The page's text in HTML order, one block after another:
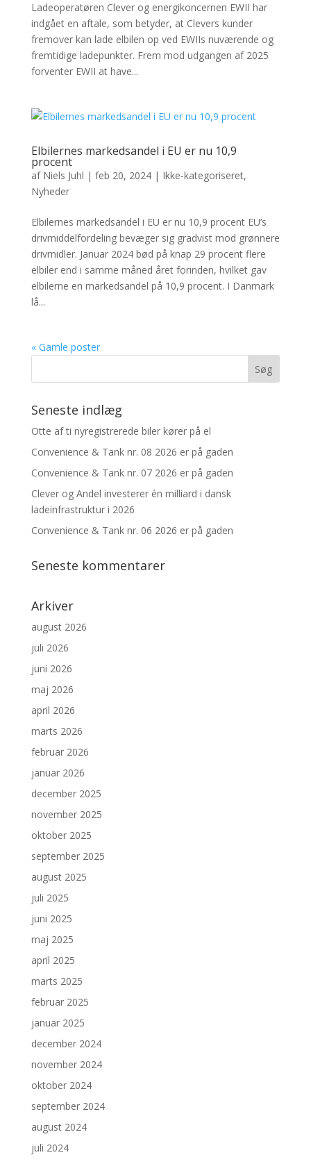
Ladeoperatøren Clever og energikoncernen EWII har
indgået en aftale, som betyder, at Clevers kunder
fremover kan lade elbilen op ved EWIIs nuværende og
fremtidige ladepunkter. Frem mod udgangen af 2025
forventer EWII at have...
Elbilernes markedsandel i EU er nu 10,9
procent
af Niels Juhl | feb 20, 2024| Ikke-kategoriseret,
Nyheder
Elbilernes markedsandel i EU er nu 10,9 procent EU’s
drivmiddelfordeling bevæger sig gradvist mod grønnere
drivmidler. Januar 2024 bød på knap 29 procent flere
elbiler end i samme måned året forinden, hvilket gav
elbilerne en markedsandel på 10,9 procent. I Danmark
lå...
« Gamle poster
Seneste indlæg
Otte af ti nyregistrerede biler kører på el
Convenience & Tank nr. 08 2026 er på gaden
Convenience & Tank nr. 07 2026 er på gaden
Clever og Andel investerer én milliard i dansk
ladeinfrastruktur i 2026
Convenience & Tank nr. 06 2026 er på gaden
Seneste kommentarer
Arkiver
august 2026
juli 2026
juni 2026
maj 2026
april 2026
marts 2026
februar 2026
januar 2026
december 2025
november 2025
oktober 2025
september 2025
august 2025
juli 2025
juni 2025
maj 2025
april 2025
marts 2025
februar 2025
januar 2025
december 2024
november 2024
oktober 2024
september 2024
august 2024
juli 2024